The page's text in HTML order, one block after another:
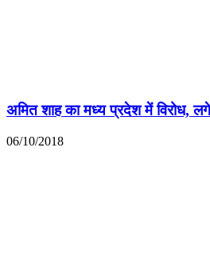
अमित शाह का मध्य प्रदेश में विरोध,
06/10/2018